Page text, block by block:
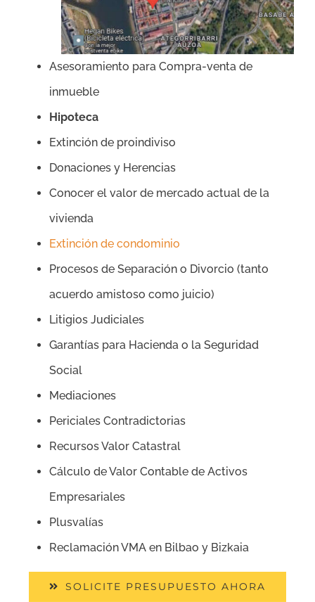
Asesoramiento para Compra-venta de
inmueble
Hipoteca
Extinción de proindiviso
Donaciones y Herencias
Conocer el valor de mercado actual de la
vivienda
Extinción de condominio
Procesos de Separación o Divorcio (tanto
acuerdo amistoso como juicio)
Litigios Judiciales
Garantías para Hacienda o la Seguridad
Social
Mediaciones
Periciales Contradictorias
Recursos Valor Catastral
Cálculo de Valor Contable de Activos
Empresariales
Plusvalías
Reclamación VMA en Bilbao y Bizkaia
SOLICITE PRESUPUESTO AHORA